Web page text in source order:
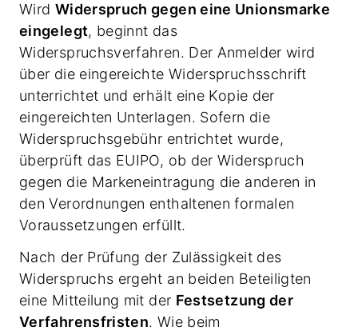
Wird Widerspruch gegen eine Unionsmarke
eingelegt, beginnt das
Widerspruchsverfahren. Der Anmelder wird
über die eingereichte Widerspruchsschrift
unterrichtet und erhält eine Kopie der
eingereichten Unterlagen. Sofern die
Widerspruchsgebühr entrichtet wurde,
überprüft das EUIPO, ob der Widerspruch
gegen die Markeneintragung die anderen in
den Verordnungen enthaltenen formalen
Voraussetzungen erfüllt.
Nach der Prüfung der Zulässigkeit des
Widerspruchs ergeht an beiden Beteiligten
eine Mitteilung mit der Festsetzung der
Verfahrensfristen. Wie beim